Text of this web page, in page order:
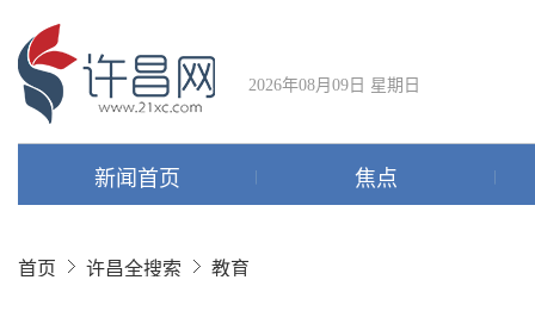
2026年08月09日 星期日
新闻首页 焦点
首页 许昌全搜索 教育